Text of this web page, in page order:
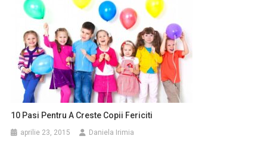
10 Pasi Pentru A Creste Copii Fericiti
aprilie 23, 2015 Daniela Irimia